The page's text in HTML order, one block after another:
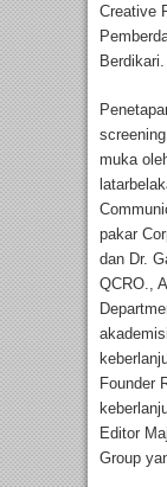
Creative
Berdikari.
muka
pakar
dan Dr.
QCRO.,
Founder
Editor
Group